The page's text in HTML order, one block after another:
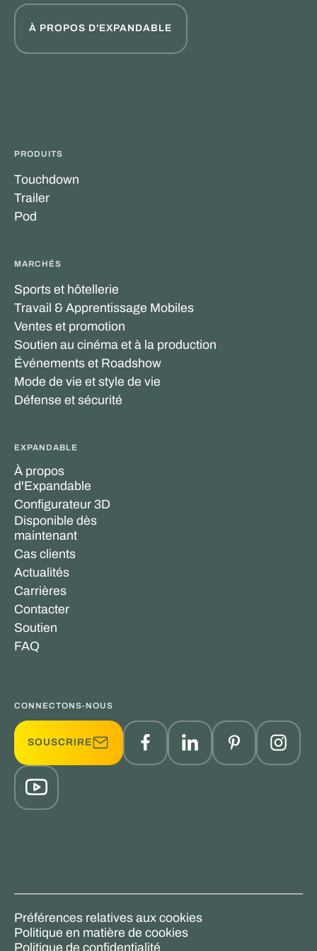
À PROPOS D'EXPANDABLE
PRODUITS
Touchdown
Trailer
Pod
MARCHÉS
Sports et hôtellerie
Travail & Apprentissage Mobiles
Ventes et promotion
Soutien au cinéma et à la production
Événements et Roadshow
Mode de vie et style de vie
Défense et sécurité
EXPANDABLE
À propos
d'Expandable
Configurateur 3D
Disponible dès
maintenant
Cas clients
Actualités
Carrières
Contacter
Soutien
FAQ
CONNECTONS-NOUS
SOUSCRIRE
Préférences relatives aux cookies
Politique en matière de cookies
Politique de confidentialité